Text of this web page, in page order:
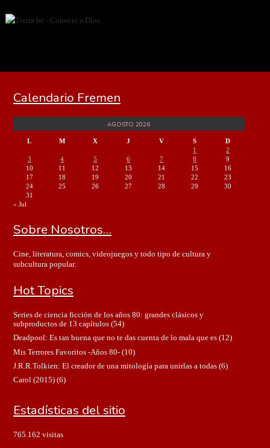
Calendario Fremen
AGOSTO 2026
L M X J V S
D
1
2
3
4 5 6 7 8
9
10
11 12 13 14 15
16
17
18 19 20 21 22
23
24
25 26 27 28 29
30
31
« Jul
Sobre Nosotros…
Cine, literatura, comics, videojuegos y todo tipo de cultura y
subcultura popular.
Hot Topics
Series de ciencia ficción de los años 80: grandes clásicos y
subproductos de 13 capítulos(54)
Deadpool: Es tan buena que no te das cuenta de lo mala que es(12)
Mis Terrores Favoritos -Años 80-(10)
J.R.R.Tolkien: El creador de una mitología para unirlas a todas(6)
Carol (2015)(6)
Estadísticas del sitio
765.162 visitas